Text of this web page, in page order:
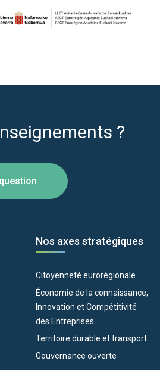
?
Nos axes stratégiques
Citoyenneté eurorégionale
Économie de la connaissance,
Innovation et Compétitivité
des Entreprises
Territoire durable et transport
Gouvernance ouverte